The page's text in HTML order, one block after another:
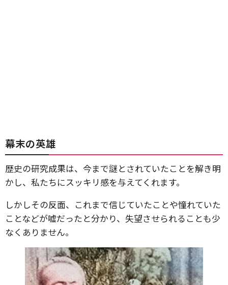
幕末の英雄
歴史の研究成果は、今まで謎とされていたことを解き明
かし、私たちにスッキリ感を与えてくれます。
しかしその反面、これまで信じていたことや憧れていた
ことなどが嘘だったと分かり、失望させられることも少
なくありません。